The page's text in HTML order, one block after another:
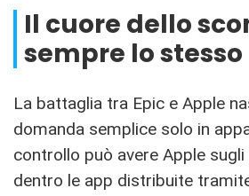
Il cuore dello
sempre lo stesso
La battaglia tra Epic e Apple
domanda semplice solo in
controllo può avere Apple
dentro le app distribuite